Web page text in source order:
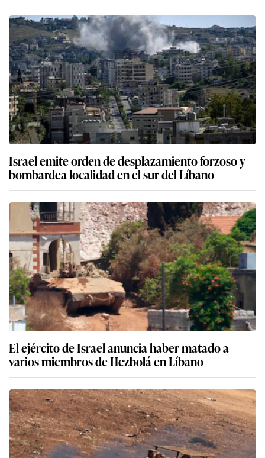
Israel emite orden de desplazamiento forzoso y
bombardea localidad en el sur del Líbano
El ejército de Israel anuncia haber matado a
varios miembros de Hezbolá en Líbano